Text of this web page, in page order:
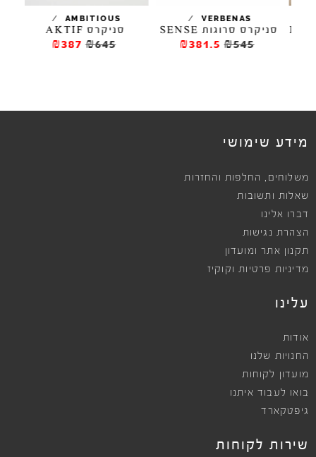
VERBENAS
/
סניקרס סרוגות SENSE
₪545
₪381.5
AMBITIOUS
/
סניקרס AKTIF
₪645
₪387
מידע שימושי
משלוחים , החלפות והחזרות
שאלות ותשובות
דברו אלינו
הצהרת נגישות
תקנון אתר ומועדון
מדיניות פרטיות וקוקיז
עלינו
אודות
החנויות שלנו
מועדון לקוחות
בואו לעבוד איתנו
גיפטקארד
שירות לקוחות